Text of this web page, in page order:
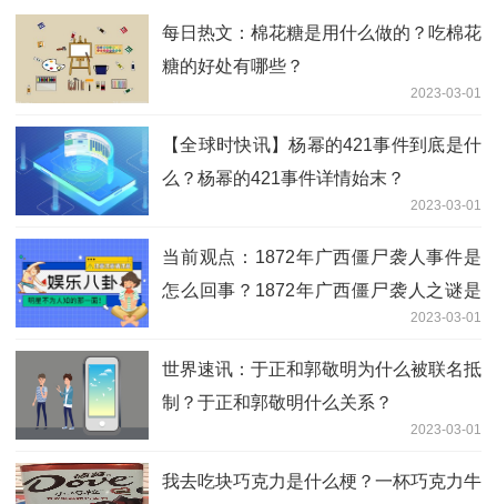
每日热文：棉花糖是用什么做的？吃棉花
糖的好处有哪些？
2023-03-01
【全球时快讯】杨幂的421事件到底是什
么？杨幂的421事件详情始末？
2023-03-01
当前观点：1872年广西僵尸袭人事件是
怎么回事？1872年广西僵尸袭人之谜是
2023-03-01
世界速讯：于正和郭敬明为什么被联名抵
制？于正和郭敬明什么关系？
2023-03-01
我去吃块巧克力是什么梗？一杯巧克力牛